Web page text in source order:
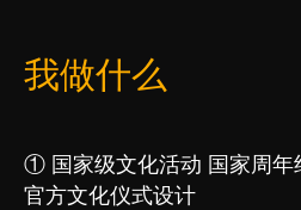
我做什么
① 国家级文化活动 国家周年
官方文化仪式设计